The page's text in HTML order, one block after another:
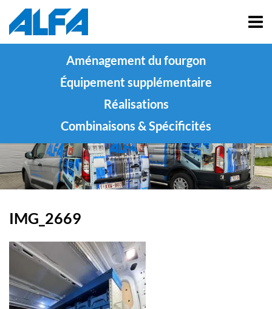
Aménagement du fourgon
Équipement supplémentaire
Réalisations
Combinaisons & Spécificités
IMG_2669